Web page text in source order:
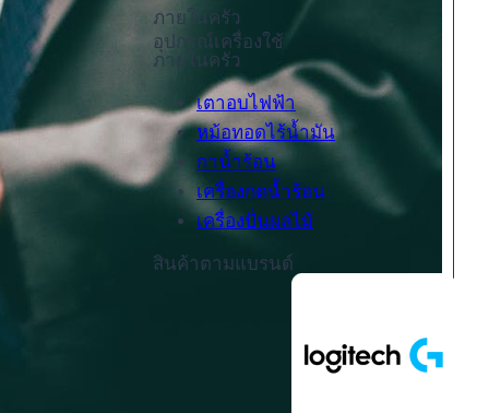
ภายในครัว
อุปกรณ์เครื่องใช้
ภายในครัว
เตาอบไฟฟ้า
หม้อทอดไร้น้ำมัน
กาน้ำร้อน
เครื่องกดน้ำร้อน
เครื่องปั่นผลไม้
สินค้าตามแบรนด์